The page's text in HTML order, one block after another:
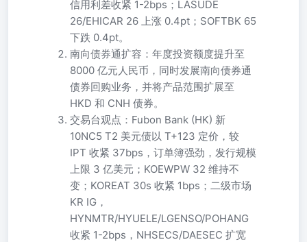
信用利差收紧 1-2bps；LASUDE
26/EHICAR 26 上涨 0.4pt；SOFTBK 65
下跌 0.4pt。
南向债券通扩容：年度投资额度提升至
8000 亿元人民币，同时发展南向债券通
债券回购业务，并将产品范围扩展至
HKD 和 CNH 债券。
交易台观点：Fubon Bank (HK) 新
10NC5 T2 美元债以 T+123 定价，较
IPT 收紧 37bps，订单簿强劲，发行规模
上限 3 亿美元；KOEWPW 32 维持不
变；KOREAT 30s 收紧 1bps；二级市场
KR IG，
HYNMTR/HYUELE/LGENSO/POHANG
收紧 1-2bps，NHSECS/DAESEC 扩宽